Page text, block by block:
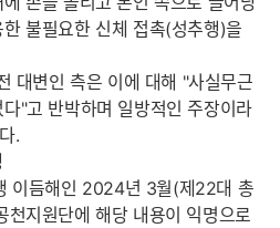
불필요한 신체 접촉(성추행)을
대변인 측은 이에 대해 "사실무근
"고 반박하며 일방적인 주장이라
.
이듬해인 2024년 3월(제22대 총
천지원단에 해당 내용이 익명으로